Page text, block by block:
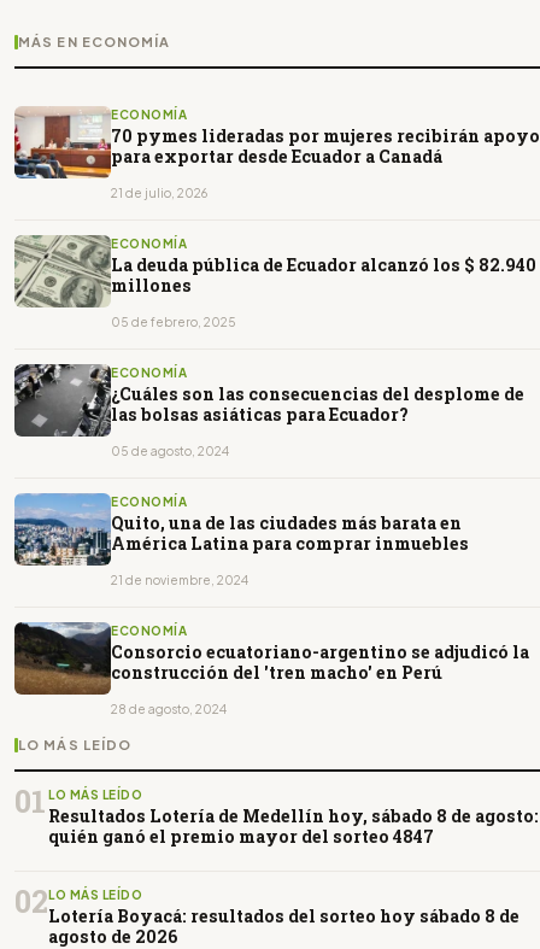
MÁS EN ECONOMÍA
ECONOMÍA
70 pymes lideradas por mujeres recibirán apoyo
para exportar desde Ecuador a Canadá
21 de julio, 2026
ECONOMÍA
La deuda pública de Ecuador alcanzó los $ 82.940
millones
05 de febrero, 2025
ECONOMÍA
¿Cuáles son las consecuencias del desplome de
las bolsas asiáticas para Ecuador?
05 de agosto, 2024
ECONOMÍA
Quito, una de las ciudades más barata en
América Latina para comprar inmuebles
21 de noviembre, 2024
ECONOMÍA
Consorcio ecuatoriano-argentino se adjudicó la
construcción del 'tren macho' en Perú
28 de agosto, 2024
LO MÁS LEÍDO
01 LO MÁS LEÍDO
Resultados Lotería de Medellín hoy, sábado 8 de agosto:
quién ganó el premio mayor del sorteo 4847
02LO MÁS LEÍDO
Lotería Boyacá: resultados del sorteo hoy sábado 8 de
agosto de 2026